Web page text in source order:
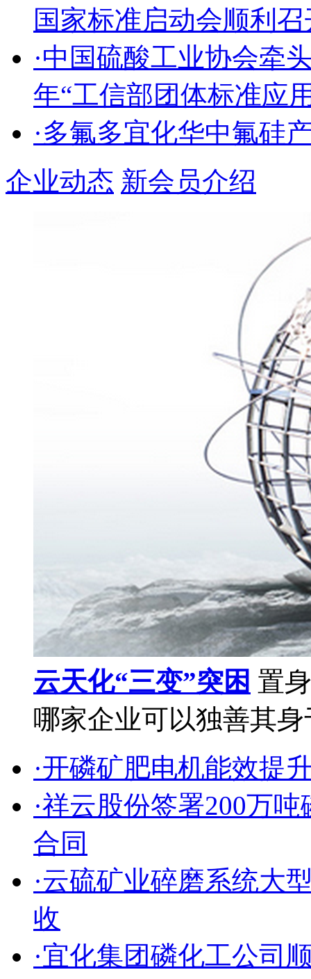
国家标准启动会顺利召
·中国硫酸工业协会牵
年“工信部团体标准应
·多氟多宜化华中氟硅
企业动态 新会员介绍
云天化“三变”突困 置
哪家企业可以独善其
·开磷矿肥电机能效提
·祥云股份签署200万
合同
·云硫矿业碎磨系统大
收
·宜化集团磷化工公司